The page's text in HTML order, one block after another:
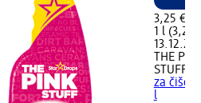
3,25 €
1 l (3,25
THE
STUFF
za
l